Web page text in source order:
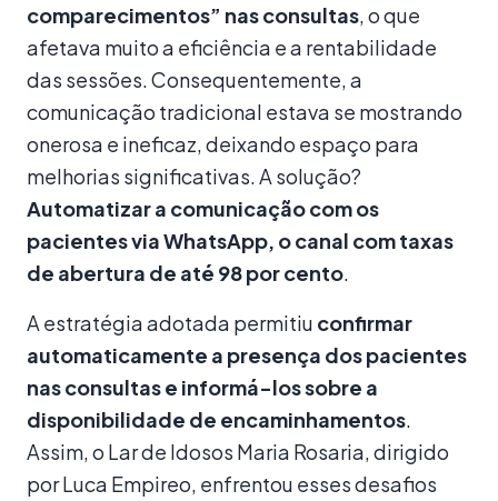
comparecimentos” nas consultas, o que
afetava muito a eficiência e a rentabilidade
das sessões. Consequentemente, a
comunicação tradicional estava se mostrando
onerosa e ineficaz, deixando espaço para
melhorias significativas. A solução?
Automatizar a comunicação com os
pacientes via WhatsApp, o canal com taxas
de abertura de até 98 por cento.
A estratégia adotada permitiu confirmar
automaticamente a presença dos pacientes
nas consultas e informá-los sobre a
disponibilidade de encaminhamentos.
Assim, o Lar de Idosos Maria Rosaria, dirigido
por Luca Empireo, enfrentou esses desafios